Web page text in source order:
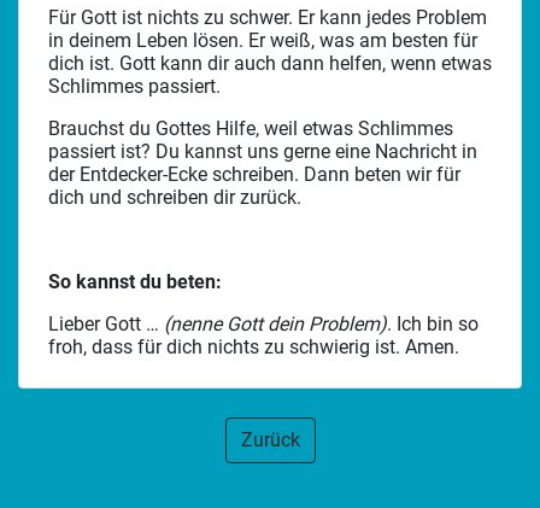
Für Gott ist nichts zu schwer. Er kann jedes Problem
in deinem Leben lösen. Er weiß, was am besten für
dich ist. Gott kann dir auch dann helfen, wenn etwas
Schlimmes passiert.
Brauchst du Gottes Hilfe, weil etwas Schlimmes
passiert ist? Du kannst uns gerne eine Nachricht in
der Entdecker-Ecke schreiben. Dann beten wir für
dich und schreiben dir zurück.
So kannst du beten:
Lieber Gott … (nenne Gott dein Problem). Ich bin so
froh, dass für dich nichts zu schwierig ist. Amen.
Zurück